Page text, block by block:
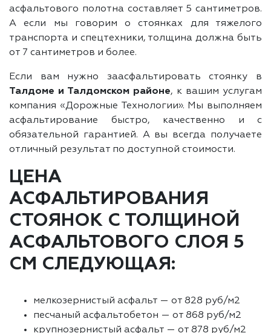
асфальтового полотна составляет 5 сантиметров.
А если мы говорим о стоянках для тяжелого
транспорта и спецтехники, толщина должна быть
от 7 сантиметров и более.
Если вам нужно заасфальтировать стоянку в
Талдоме и Талдомском районе, к вашим услугам
компания «Дорожные Технологии». Мы выполняем
асфальтирование быстро, качественно и с
обязательной гарантией. А вы всегда получаете
отличный результат по доступной стоимости.
ЦЕНА
АСФАЛЬТИРОВАНИЯ
СТОЯНОК С ТОЛЩИНОЙ
АСФАЛЬТОВОГО СЛОЯ 5
СМ СЛЕДУЮЩАЯ:
мелкозернистый асфальт — от 828 руб/м2
песчаный асфальтобетон — от 868 руб/м2
крупнозернистый асфальт — от 878 руб/м2